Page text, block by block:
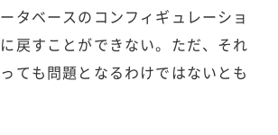
タベースのコンフィギュレーショ
戻すことができない。ただ、それ
ても問題となるわけではないとも